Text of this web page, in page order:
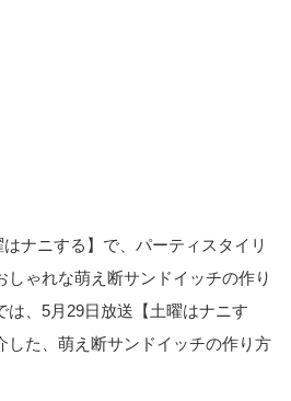
ナニする】で、パーティスタイリ
しゃれな萌え断サンドイッチの作り
は、5月29日放送【土曜はナニす
した、萌え断サンドイッチの作り方